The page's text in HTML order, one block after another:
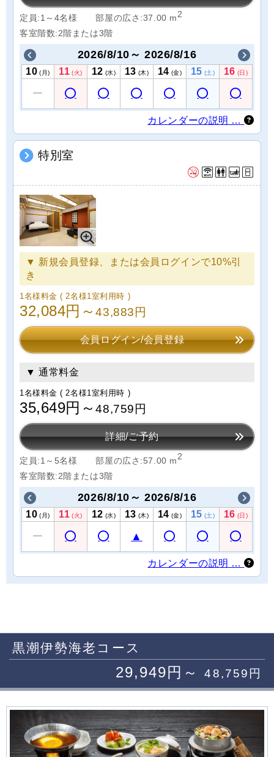
定員:1～4名様 部屋の広さ:37.00 m 2
客室階数:2階または3階
2026/8/10～ 2026/8/16
10 (月) 11 (火) 12 (水) 13 (木) 14 (金) 15 (土) 16 (日)
カレンダーの説明 …
特別室
▼ 新規会員登録、または会員ログインで10%引
き
1名様料金( 2名様1室利用時 )
32,084円～43,883円
会員ログイン/会員登録
▼ 通常料金
1名様料金( 2名様1室利用時 )
35,649円～48,759円
詳細/ご予約
定員:1～5名様 部屋の広さ:57.00 m 2
客室階数:2階または3階
2026/8/10～ 2026/8/16
10 (月) 11 (火) 12 (水) 13 (木) 14 (金) 15 (土) 16 (日)
カレンダーの説明 …
黒潮伊勢海老コース
29,949円～48,759円